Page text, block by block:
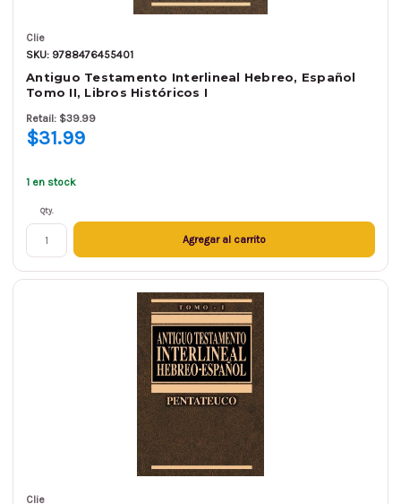
Clie
SKU: 9788476455401
Antiguo Testamento Interlineal Hebreo, Español
Tomo II, Libros Históricos I
Retail: $39.99
$31.99
1 en stock
Qty.
Agregar al carrito
Clie